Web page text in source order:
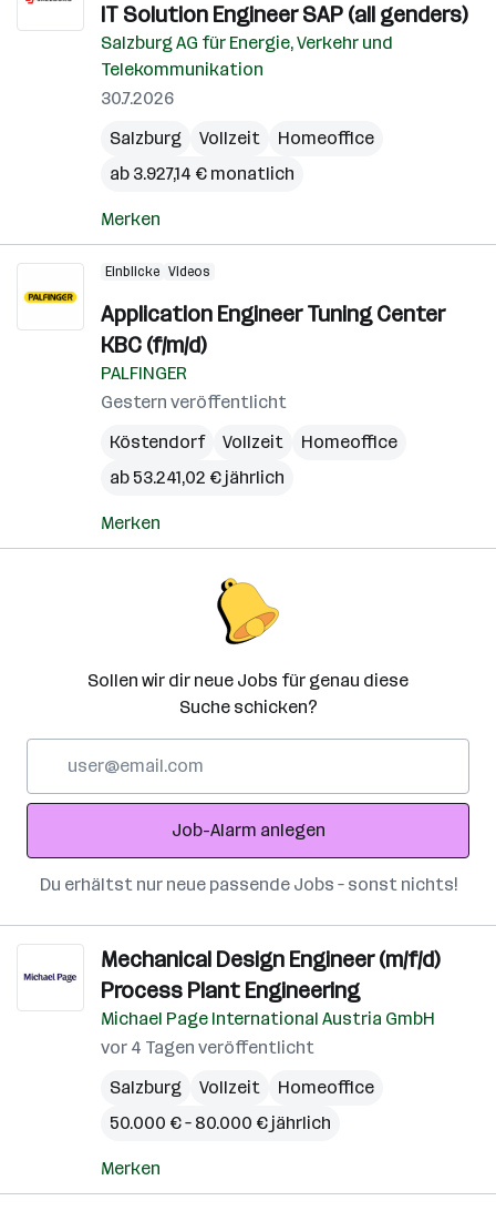
IT Solution Engineer SAP (all genders)
Salzburg AG für Energie, Verkehr und
Telekommunikation
30.7.2026
Salzburg
Vollzeit
Homeoffice
ab 3.927,14 € monatlich
Merken
Einblicke Videos
Application Engineer Tuning Center
KBC (f/m/d)
PALFINGER
Gestern veröffentlicht
Köstendorf
Vollzeit
Homeoffice
ab 53.241,02 € jährlich
Merken
Sollen wir dir neue Jobs für genau diese
Suche schicken?
Adresse
Job-Alarm anlegen
Du erhältst nur neue passende Jobs – sonst nichts!
Mechanical Design Engineer (m/f/d)
Process Plant Engineering
Michael Page International Austria GmbH
vor 4 Tagen veröffentlicht
Salzburg
Vollzeit
Homeoffice
50.000 € – 80.000 € jährlich
Merken